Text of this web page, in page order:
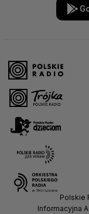
Polskie
Informacyjna